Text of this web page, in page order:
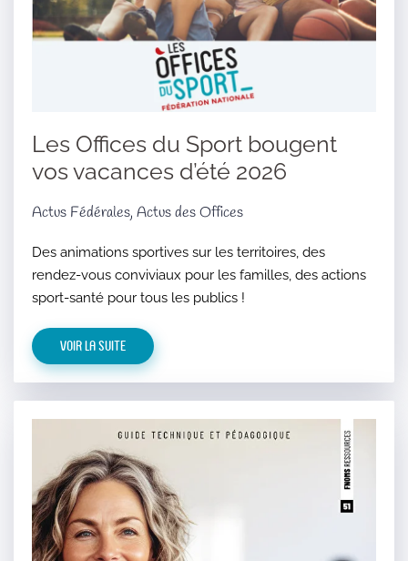
Les Offices du Sport bougent
vos vacances d’été 2026
Actus Fédérales, Actus des Offices
Des animations sportives sur les territoires, des
rendez-vous conviviaux pour les familles, des actions
sport-santé pour tous les publics !
Voir la suite